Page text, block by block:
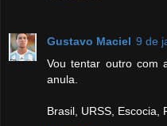
Gustavo Maciel 9 de
Vou tentar outro com
anula.
Brasil, URSS, Escocia,